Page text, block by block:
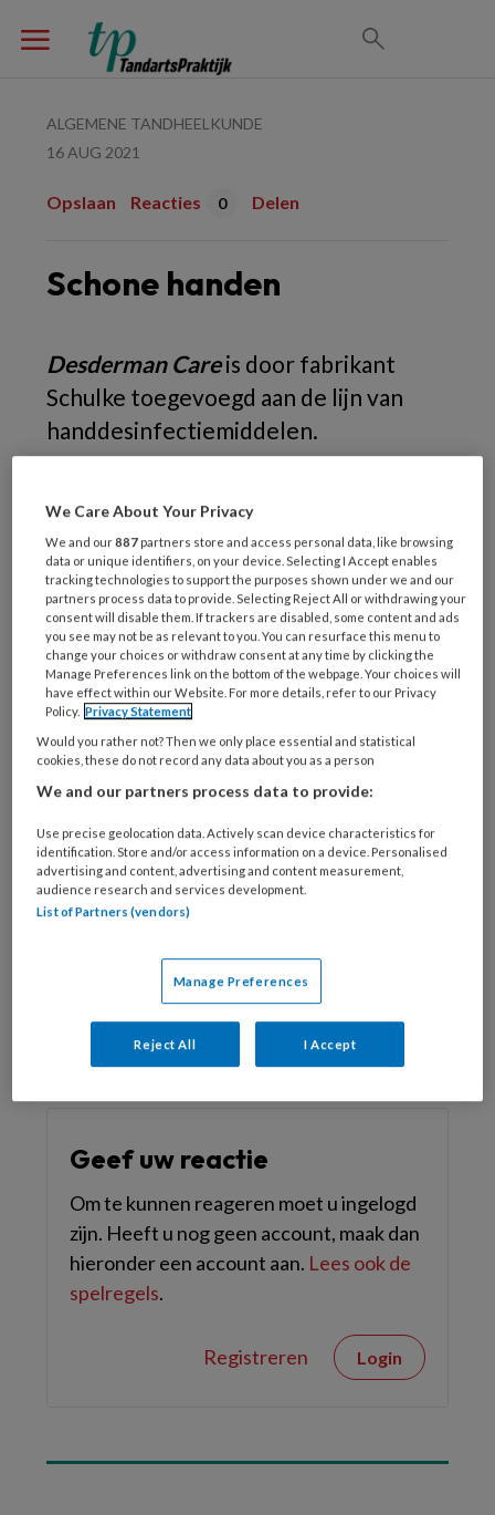
ALGEMENE TANDHEELKUNDE
16 AUG 2021
Opslaan Reacties 0 Delen
Schone handen
Desderman Careis door fabrikant
Schulke toegevoegd aan de lijn van
handdesinfectiemiddelen.
binnen 30 sec volledig als virucide te werken.
Naast desinfectie is het door de toevoeging
van het ProPanthenol-complex + vitamine E
verzorgend voor de huid.
Dit artikel is verschenen inTandartsPraktijk nr.
5, 2021.
Reageer op dit artikel
Geef uw reactie
Om te kunnen reageren moet u ingelogd
zijn. Heeft u nog geen account, maak dan
hieronder een account aan. Lees ook de
spelregels.
Registreren Login
We Care About Your Privacy
We and our887 partners store and access personal data, like browsing
data or unique identifiers, on your device. Selecting I Accept enables
tracking technologies to support the purposes shown under we and our
partners process data to provide. Selecting Reject All or withdrawing your
consent will disable them. If trackers are disabled, some content and ads
you see may not be as relevant to you. You can resurface this menu to
change your choices or withdraw consent at any time by clicking the
Manage Preferences link on the bottom of the webpage. Your choices will
have effect within our Website. For more details, refer to our Privacy
Policy. Privacy Statement
Would you rather not? Then we only place essential and statistical
cookies, these do not record any data about you as a person
We and our partners process data to provide:
Use precise geolocation data. Actively scan device characteristics for
identification. Store and/or access information on a device. Personalised
advertising and content, advertising and content measurement,
audience research and services development.
List of Partners (vendors)
Manage Preferences
Reject All I Accept